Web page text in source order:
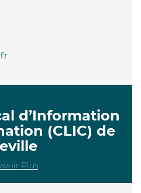
d’Information
(CLIC) de
Plus